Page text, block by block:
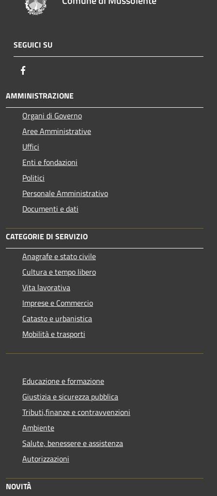
SEGUICI SU
AMMINISTRAZIONE
Organi di Governo
Aree Amministrative
Uffici
Enti e fondazioni
Politici
Personale Amministrativo
Documenti e dati
CATEGORIE DI SERVIZIO
Anagrafe e stato civile
Cultura e tempo libero
Vita lavorativa
Imprese e Commercio
Catasto e urbanistica
Mobilità e trasporti
Educazione e formazione
Giustizia e sicurezza pubblica
Tributi,finanze e contravvenzioni
Ambiente
Salute, benessere e assistenza
Autorizzazioni
NOVITÀ